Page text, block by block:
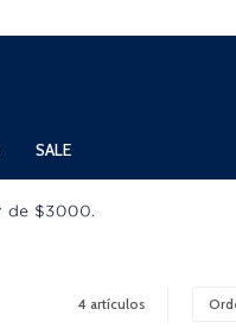
SALE
4 artículos